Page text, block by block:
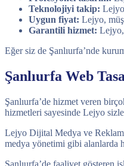
Teknolojiyi takip:
Uygun fiyat: Lejyo,
Garantili hizmet:
Eğer siz de Şanlıurfa’nde
Şanlıurfa Web
Şanlıurfa’de hizmet veren
hizmetleri sayesinde Lejyo
Lejyo Dijital Medya ve
medya yönetimi gibi alanlarda